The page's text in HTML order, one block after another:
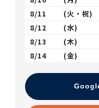
8/11
(火・祝)
8/12
(水)
8/13
(木)
8/14
(金)